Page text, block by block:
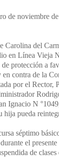
de noviembre
Carolina del
en Línea Vieja
protección a
en contra de la
por el Rector,
Ignacio N
hija pueda
séptimo
el
de